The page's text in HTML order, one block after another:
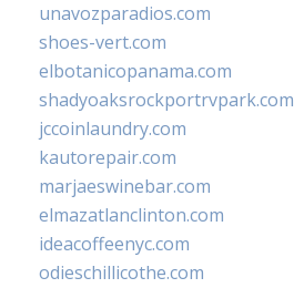
unavozparadios.com
shoes-vert.com
elbotanicopanama.com
shadyoaksrockportrvpark.com
jccoinlaundry.com
kautorepair.com
marjaeswinebar.com
elmazatlanclinton.com
ideacoffeenyc.com
odieschillicothe.com